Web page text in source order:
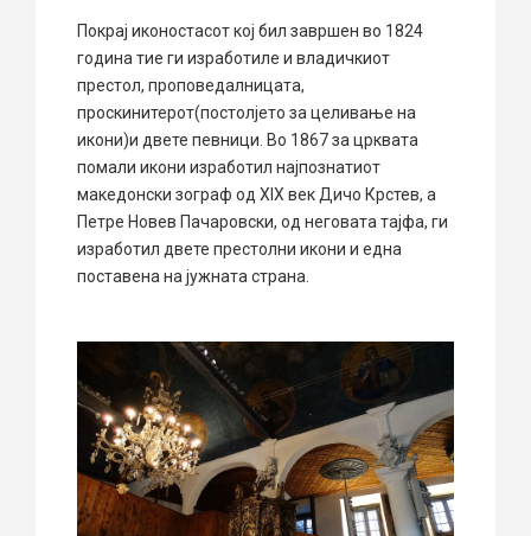
Покрај иконостасот кој бил завршен во 1824
година тие ги изработиле и владичкиот
престол, проповедалницата,
проскинитерот(постолјето за целивање на
икони)и двете певници. Во 1867 за црквата
помали икони изработил најпознатиот
македонски зограф од XIX век Дичо Крстев, а
Петре Новев Пачаровски, од неговата тајфа, ги
изработил двете престолни икони и една
поставена на јужната страна.